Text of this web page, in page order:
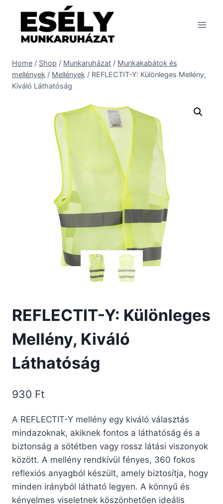
content
Home / Shop / Munkaruházat / Munkakabátok és
mellények / Mellények / REFLECTIT-Y: Különleges Mellény,
Kiváló Láthatóság
REFLECTIT-Y: Különleges
Mellény, Kiváló
Láthatóság
930 Ft
A REFLECTIT-Y mellény egy kiváló választás
mindazoknak, akiknek fontos a láthatóság és a
biztonság a sötétben vagy rossz látási viszonyok
között. A mellény rendkívül fényes, 360 fokos
reflexiós anyagból készült, amely biztosítja, hogy
minden irányból látható legyen. A könnyű és
kényelmes viseletnek köszönhetően ideális